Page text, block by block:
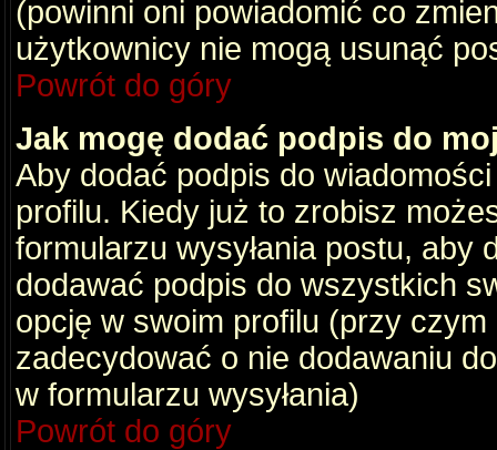
(powinni oni powiadomić co
użytkownicy nie mogą usunąć
Powrót do góry
Jak mogę dodać podpis do
Aby dodać podpis do
profilu. Kiedy już to zrobisz
formularzu wysyłania postu,
dodawać podpis do wszystkich
opcję w swoim profilu (przy
zadecydować o nie dodawaniu
w formularzu wysyłania)
Powrót do góry